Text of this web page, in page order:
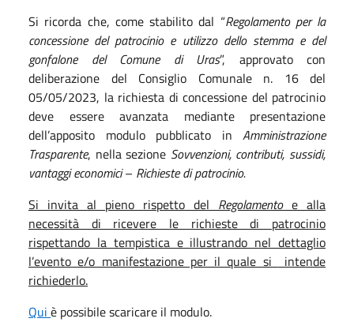
Si ricorda che, come stabilito dal “Regolamento per la
concessione del patrocinio e utilizzo dello stemma e del
gonfalone del Comune di Uras”, approvato con
deliberazione del Consiglio Comunale n. 16 del
05/05/2023, la richiesta di concessione del patrocinio
deve essere avanzata mediante presentazione
dell’apposito modulo pubblicato in Amministrazione
Trasparente, nella sezione Sovvenzioni, contributi, sussidi,
vantaggi economici– Richieste di patrocinio.
Si invita al pieno rispetto del Regolamento e alla
necessità di ricevere le richieste di patrocinio
rispettando la tempistica e illustrando nel dettaglio
l’evento e/o manifestazione per il quale si
intende
richiederlo.
Qui è possibile scaricare il modulo.